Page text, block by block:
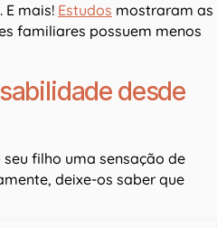
mais! Estudos mostraram as
familiares possuem menos
desde
filho uma sensação de
deixe-os saber que